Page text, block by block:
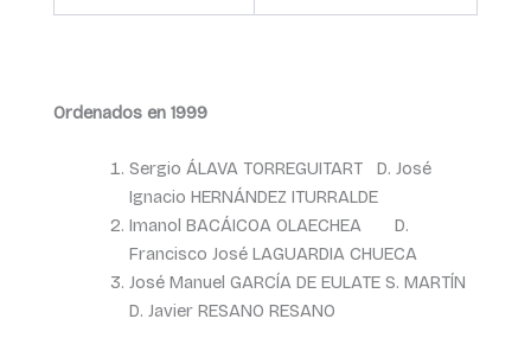
Ordenados en 1999
Sergio ÁLAVA TORREGUITART D. José
Ignacio HERNÁNDEZ ITURRALDE
Imanol BACÁICOA OLAECHEA D.
Francisco José LAGUARDIA CHUECA
José Manuel GARCÍA DE EULATE S. MARTÍN
D. Javier RESANO RESANO